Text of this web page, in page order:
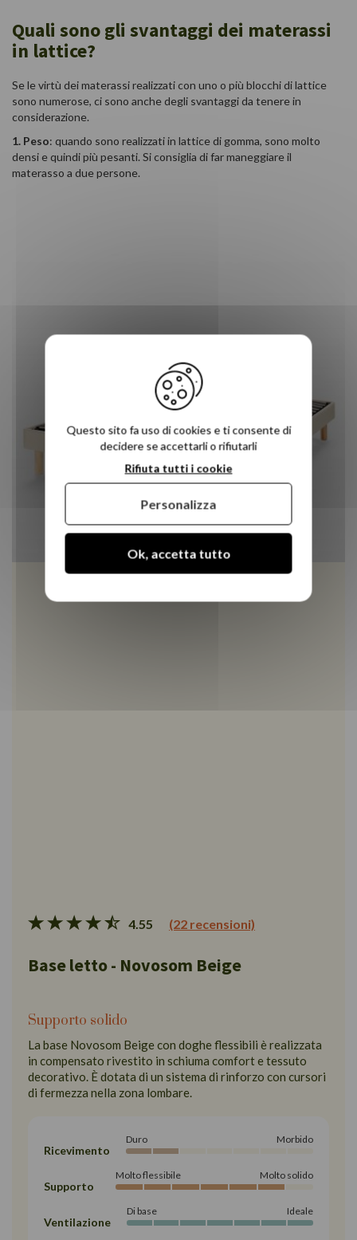
Quali sono gli svantaggi dei materassi
in lattice?
Se le virtù dei materassi realizzati con uno o più blocchi di lattice
sono numerose, ci sono anche degli svantaggi da tenere in
considerazione.
1. Peso: quando sono realizzati in lattice di gomma, sono molto
densi e quindi più pesanti. Si consiglia di far maneggiare il
materasso a due persone.
4.55 (22 recensioni)
Base letto - Novosom Beige
Supporto solido
La base Novosom Beige con doghe flessibili è realizzata
in compensato rivestito in schiuma comfort e tessuto
decorativo. È dotata di un sistema di rinforzo con cursori
di fermezza nella zona lombare.
Ricevimento
Duro Morbido
Supporto
Molto flessibile Molto solido
Ventilazione
Di base Ideale
Questo sito fa uso di cookies e ti consente di
decidere se accettarli o rifiutarli
Ok, accetta tutto
Rifiuta tutti i cookie
Personalizza